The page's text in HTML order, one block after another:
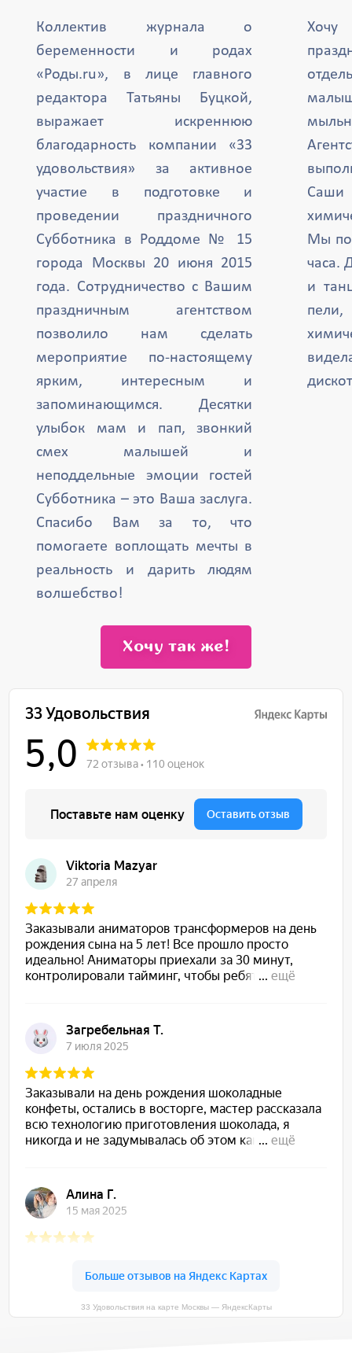
Коллектив журнала о
беременности и родах
«Роды.ru», в лице главного
редактора Татьяны Буцкой,
выражает искреннюю
благодарность компании «33
удовольствия» за активное
участие в подготовке и
проведении праздничного
Субботника в Роддоме № 15
города Москвы 20 июня 2015
года. Сотрудничество с Вашим
праздничным агентством
позволило нам сделать
мероприятие по-настоящему
ярким, интересным и
запоминающимся. Десятки
улыбок мам и пап, звонкий
смех малышей и
неподдельные эмоции гостей
Субботника – это Ваша заслуга.
Спасибо Вам за то, что
помогаете воплощать мечты в
реальность и дарить людям
волшебство!
Саши
Мы
часа.
и
Хочу так же!
33 Удовольствия на карте Москвы — ЯндексКарты